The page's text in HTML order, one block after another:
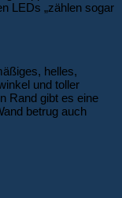
LEDs „zählen sogar
helles,
und toller
Rand gibt es eine
betrug auch